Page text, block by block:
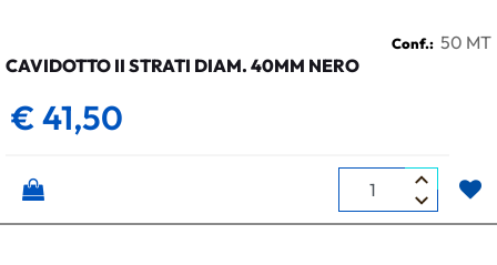
Conf.: 50 MT
CAVIDOTTO II STRATI DIAM. 40MM NERO
€ 41,50
Quantità